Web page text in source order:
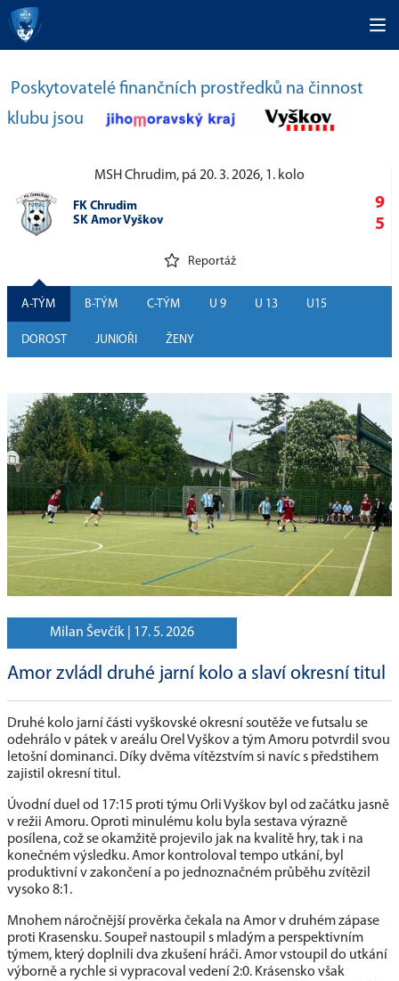
Poskytovatelé finančních prostředků na činnost
klubu jsou
MSH Chrudim, pá 20. 3. 2026, 1. kolo
FK Chrudim
SK Amor Vyškov
9
5
Reportáž
A-TÝM B-TÝM C-TÝM U 9 U 13 U15
DOROST JUNIOŘI ŽENY
Milan Ševčík | 17. 5. 2026
Amor zvládl druhé jarní kolo a slaví okresní titul
Druhé kolo jarní části vyškovské okresní soutěže ve futsalu se
odehrálo v pátek v areálu Orel Vyškov a tým Amoru potvrdil svou
letošní dominanci. Díky dvěma vítězstvím si navíc s předstihem
zajistil okresní titul.
Úvodní duel od 17:15 proti týmu Orli Vyškov byl od začátku jasně
v režii Amoru. Oproti minulému kolu byla sestava výrazně
posílena, což se okamžitě projevilo jak na kvalitě hry, tak i na
konečném výsledku. Amor kontroloval tempo utkání, byl
produktivní v zakončení a po jednoznačném průběhu zvítězil
vysoko 8:1.
Mnohem náročnější prověrka čekala na Amor v druhém zápase
proti Krasensku. Soupeř nastoupil s mladým a perspektivním
týmem, který doplnili dva zkušení hráči. Amor vstoupil do utkání
výborně a rychle si vypracoval vedení 2:0. Krásensko však